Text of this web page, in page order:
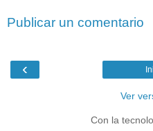
Publicar un comentario
‹
Ver
Con la